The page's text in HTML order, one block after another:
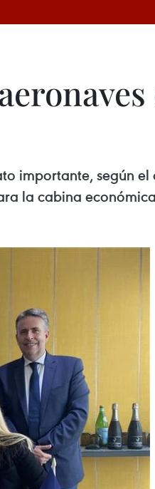
importante, según el
la cabina